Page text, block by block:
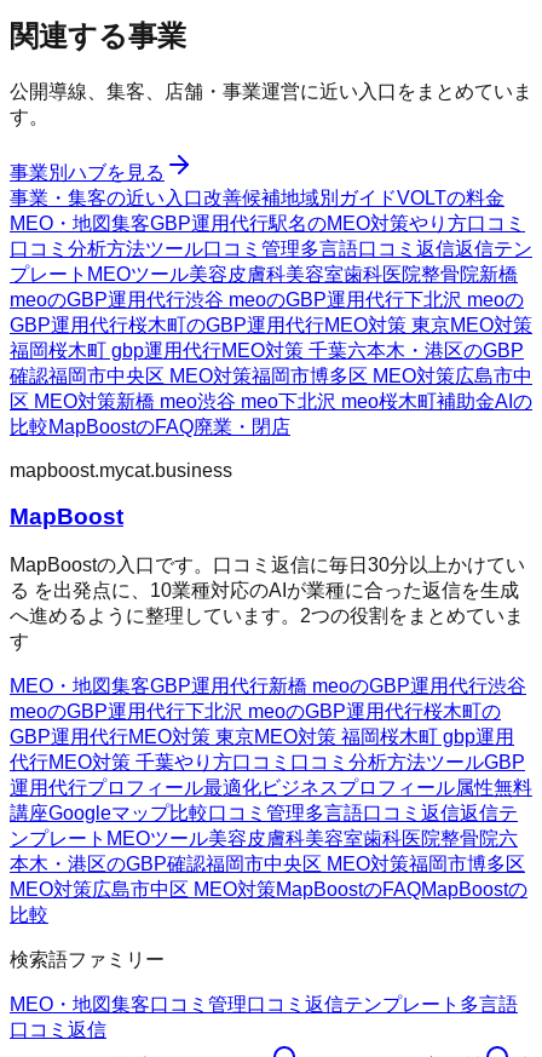
関連する事業
公開導線、集客、店舗・事業運営に近い入口をまとめていま
す。
事業別ハブを見る
事業・集客の近い入口改善候補地域別ガイドVOLTの料金
MEO・地図集客GBP運用代行駅名のMEO対策やり方口コミ
口コミ分析方法ツール口コミ管理多言語口コミ返信返信テン
プレート MEOツール美容皮膚科美容室歯科医院整骨院新橋
meoのGBP運用代行渋谷 meoのGBP運用代行下北沢 meoの
GBP運用代行桜木町のGBP運用代行MEO対策 東京MEO対策
福岡桜木町 gbp運用代行MEO対策 千葉六本木・港区のGBP
確認福岡市中央区 MEO対策福岡市博多区 MEO対策広島市中
区 MEO対策新橋 meo渋谷 meo下北沢 meo桜木町補助金AIの
比較MapBoostのFAQ廃業・閉店
mapboost.mycat.business
MapBoost
MapBoostの入口です。口コミ返信に毎日30分以上かけてい
る を出発点に、10業種対応のAIが業種に合った返信を生成
へ進めるように整理しています。2つの役割をまとめていま
す
MEO・地図集客GBP運用代行新橋 meoのGBP運用代行渋谷
meoのGBP運用代行下北沢 meoのGBP運用代行桜木町の
GBP運用代行MEO対策 東京MEO対策 福岡桜木町 gbp運用
代行MEO対策 千葉やり方口コミ 口コミ分析方法ツールGBP
運用代行プロフィール最適化ビジネスプロフィール属性無料
講座Googleマップ比較口コミ管理多言語口コミ返信返信テ
ンプレート MEOツール美容皮膚科美容室歯科医院整骨院六
本木・港区のGBP確認福岡市中央区 MEO対策福岡市博多区
MEO対策広島市中区 MEO対策MapBoostのFAQMapBoostの
比較
検索語ファミリー
MEO・地図集客口コミ管理口コミ返信テンプレート 多言語
口コミ返信